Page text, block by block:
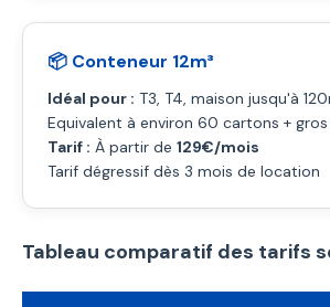
📦 Conteneur 12m³
Idéal pour : T3, T4, maison jusqu'à
Equivalent à environ 60 cartons +
Tarif : À partir de 129€/mois
Tarif dégressif dès 3 mois de location
Tableau comparatif des tarifs